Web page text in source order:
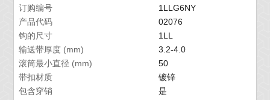
订购编号
1LLG6NY
产品代码
02076
钩的尺寸
1LL
输送带厚度 (mm)
3.2-4.0
滚筒最小直径 (mm)
50
带扣材质
镀锌
包含穿销
是